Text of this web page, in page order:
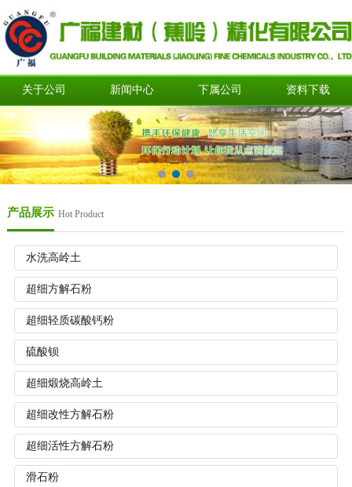
关于公司 新闻中心 下属公司 资料下载
产品展示 Hot Product
水洗高岭土
超细方解石粉
超细轻质碳酸钙粉
硫酸钡
超细煅烧高岭土
超细改性方解石粉
超细活性方解石粉
滑石粉